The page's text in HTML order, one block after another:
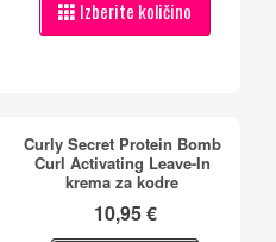
Izberite količino
Curly Secret Protein Bomb
Curl Activating Leave-In
krema za kodre
10,95 €